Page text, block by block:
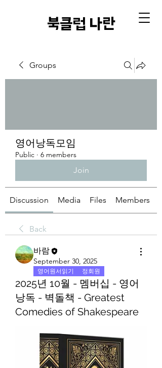
​북클럽 나란
Groups
영어낭독모임
Public · 6 members
Join
Discussion Media Files Members
Back
바람
September 30, 2025
영어원서읽기 정회원
2025년 10월 - 멤버십 - 영어
낭독 - 벽돌책 - Greatest
Comedies of Shakespeare